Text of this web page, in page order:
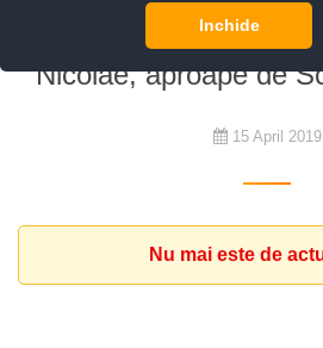
Inchide
nemobilata. Zone de
Nicolae, aproape de
15 April 2019
Nu mai este de